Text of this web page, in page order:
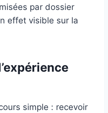
par dossier
effet visible sur la
simple : recevoir